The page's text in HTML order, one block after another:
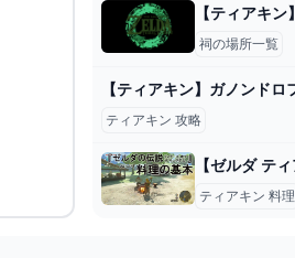
祠の場所一覧
ティアキン 攻略
ティアキン 料理